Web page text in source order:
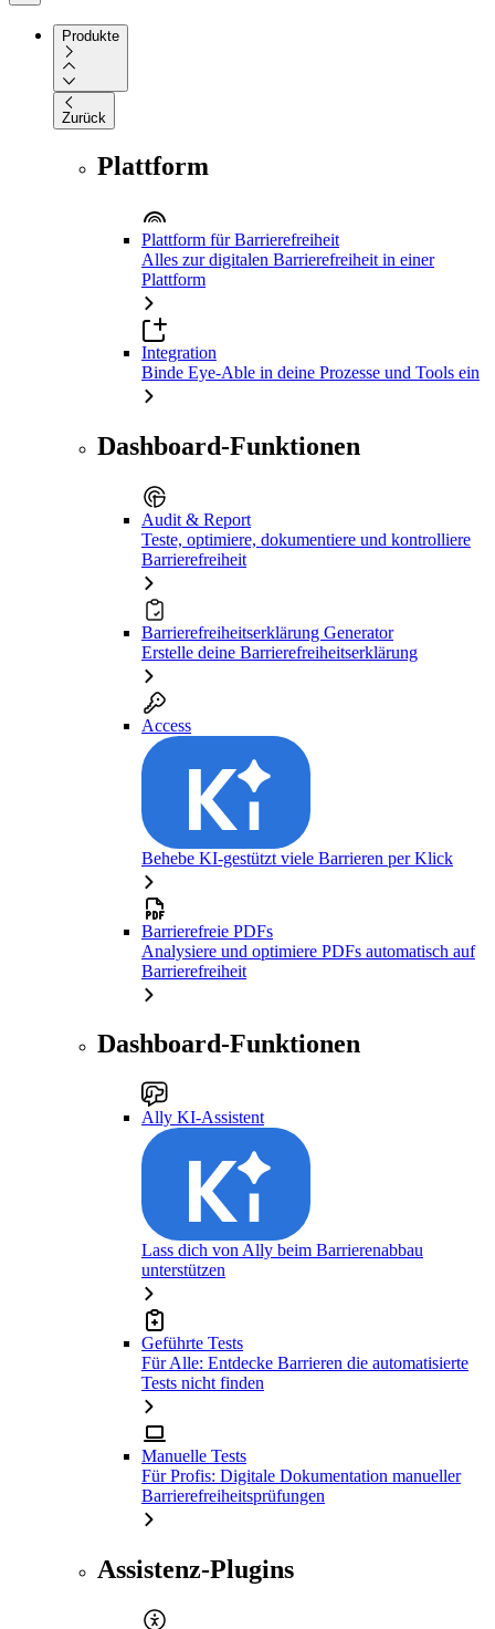
Produkte
Zurück
Plattform
Plattform für Barrierefreiheit
Alles zur digitalen Barrierefreiheit in einer
Plattform
Integration
Binde Eye-Able in deine Prozesse und Tools ein
Dashboard-Funktionen
Audit & Report
Teste, optimiere, dokumentiere und kontrolliere
Barrierefreiheit
Barrierefreiheitserklärung Generator
Erstelle deine Barrierefreiheitserklärung
Access
Behebe KI-gestützt viele Barrieren per Klick
Barrierefreie PDFs
Analysiere und optimiere PDFs automatisch auf
Barrierefreiheit
Dashboard-Funktionen
Ally KI-Assistent
Lass dich von Ally beim Barrierenabbau
unterstützen
Geführte Tests
Für Alle: Entdecke Barrieren die automatisierte
Tests nicht finden
Manuelle Tests
Für Profis: Digitale Dokumentation manueller
Barrierefreiheitsprüfungen
Assistenz-Plugins